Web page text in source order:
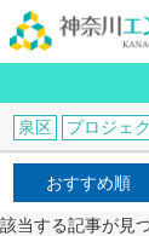
泉区 プロジェ
おすすめ順
該当する記事が見